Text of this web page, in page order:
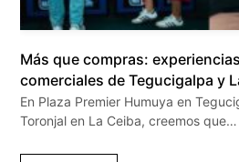
Más que compras:
comerciales de Tegucigalpa y
En Plaza Premier Humuya en
Toronjal en La Ceiba, creemos que…